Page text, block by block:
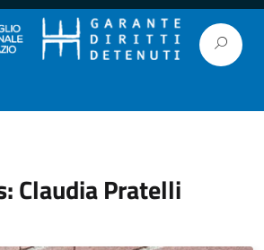
Claudia Pratelli